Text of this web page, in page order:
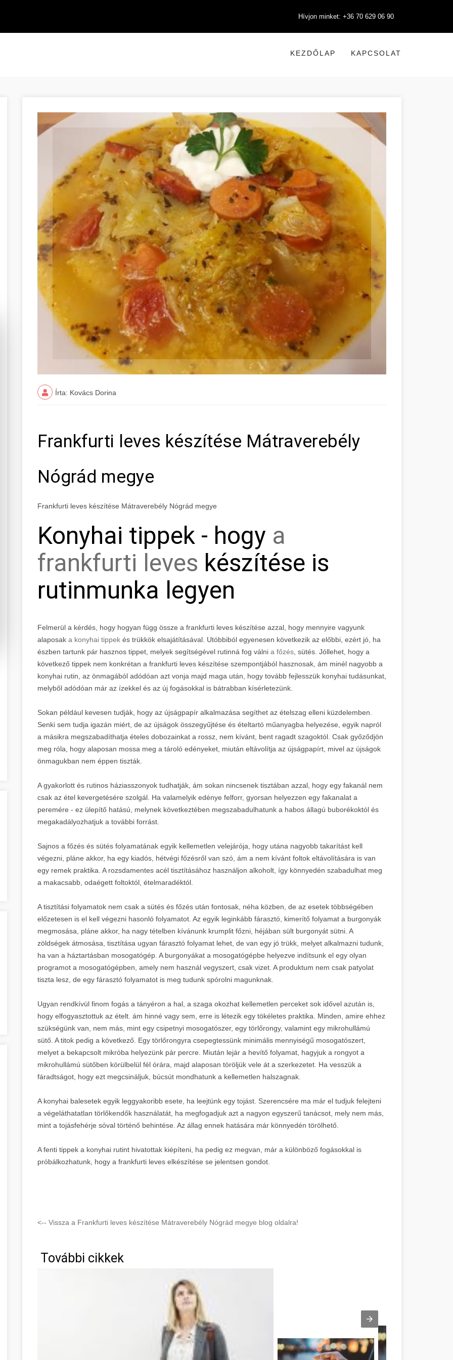
Hívjon minket: +36 70 629 06 90
KEZDŐLAP KAPCSOLAT
Írta: Kovács Dorina
Frankfurti leves készítése Mátraverebély
Nógrád megye
Frankfurti leves készítése Mátraverebély Nógrád megye
Konyhai tippek - hogy a
frankfurti leves készítése is
rutinmunka legyen
Felmerül a kérdés, hogy hogyan függ össze a frankfurti leves készítése azzal, hogy mennyire vagyunk
alaposak a konyhai tippek és trükkök elsajátításával. Utóbbiból egyenesen következik az előbbi, ezért jó, ha
észben tartunk pár hasznos tippet, melyek segítségével rutinná fog válni a főzés , sütés. Jóllehet, hogy a
következő tippek nem konkrétan a frankfurti leves készítése szempontjából hasznosak, ám minél nagyobb a
konyhai rutin, az önmagából adódóan azt vonja majd maga után, hogy tovább fejlesszük konyhai tudásunkat,
melyből adódóan már az ízekkel és az új fogásokkal is bátrabban kísérletezünk.
Sokan például kevesen tudják, hogy az újságpapír alkalmazása segíthet az ételszag elleni küzdelemben.
Senki sem tudja igazán miért, de az újságok összegyűjtése és ételtartó műanyagba helyezése, egyik napról
a másikra megszabadíthatja ételes dobozainkat a rossz, nem kívánt, bent ragadt szagoktól. Csak győződjön
meg róla, hogy alaposan mossa meg a tároló edényeket, miután eltávolítja az újságpapírt, mivel az újságok
önmagukban nem éppen tiszták.
A gyakorlott és rutinos háziasszonyok tudhatják, ám sokan nincsenek tisztában azzal, hogy egy fakanál nem
csak az étel kevergetésére szolgál. Ha valamelyik edénye felforr, gyorsan helyezzen egy fakanalat a
peremére - ez ülepítő hatású, melynek következtében megszabadulhatunk a habos állagú buborékoktól és
megakadályozhatjuk a további forrást.
Sajnos a főzés és sütés folyamatának egyik kellemetlen velejárója, hogy utána nagyobb takarítást kell
végezni, pláne akkor, ha egy kiadós, hétvégi főzésről van szó, ám a nem kívánt foltok eltávolítására is van
egy remek praktika. A rozsdamentes acél tisztításához használjon alkoholt, így könnyedén szabadulhat meg
a makacsabb, odaégett foltoktól, ételmaradéktól.
A tisztítási folyamatok nem csak a sütés és főzés után fontosak, néha közben, de az esetek többségében
előzetesen is el kell végezni hasonló folyamatot. Az egyik leginkább fárasztó, kimerítő folyamat a burgonyák
megmosása, pláne akkor, ha nagy tételben kívánunk krumplit főzni, héjában sült burgonyát sütni. A
zöldségek átmosása, tisztítása ugyan fárasztó folyamat lehet, de van egy jó trükk, melyet alkalmazni tudunk,
ha van a háztartásban mosogatógép. A burgonyákat a mosogatógépbe helyezve indítsunk el egy olyan
programot a mosogatógépben, amely nem használ vegyszert, csak vizet. A produktum nem csak patyolat
tiszta lesz, de egy fárasztó folyamatot is meg tudunk spórolni magunknak.
Ugyan rendkívül finom fogás a tányéron a hal, a szaga okozhat kellemetlen perceket sok idővel azután is,
hogy elfogyasztottuk az ételt. ám hinné vagy sem, erre is létezik egy tökéletes praktika. Minden, amire ehhez
szükségünk van, nem más, mint egy csipetnyi mosogatószer, egy törlőrongy, valamint egy mikrohullámú
sütő. A titok pedig a következő. Egy törlőrongyra csepegtessünk minimális mennyiségű mosogatószert,
melyet a bekapcsolt mikróba helyezünk pár percre. Miután lejár a hevítő folyamat, hagyjuk a rongyot a
mikrohullámú sütőben körülbelül fél órára, majd alaposan töröljük vele át a szerkezetet. Ha vesszük a
fáradtságot, hogy ezt megcsináljuk, búcsút mondhatunk a kellemetlen halszagnak.
A konyhai balesetek egyik leggyakoribb esete, ha leejtünk egy tojást. Szerencsére ma már el tudjuk felejteni
a végeláthatatlan törlőkendők használatát, ha megfogadjuk azt a nagyon egyszerű tanácsot, mely nem más,
mint a tojásfehérje sóval történő behintése. Az állag ennek hatására már könnyedén törölhető.
A fenti tippek a konyhai rutint hivatottak kiépíteni, ha pedig ez megvan, már a különböző fogásokkal is
próbálkozhatunk, hogy a frankfurti leves elkészítése se jelentsen gondot.
<-- Vissza a Frankfurti leves készítése Mátraverebély Nógrád megye blog oldalra!
További cikkek